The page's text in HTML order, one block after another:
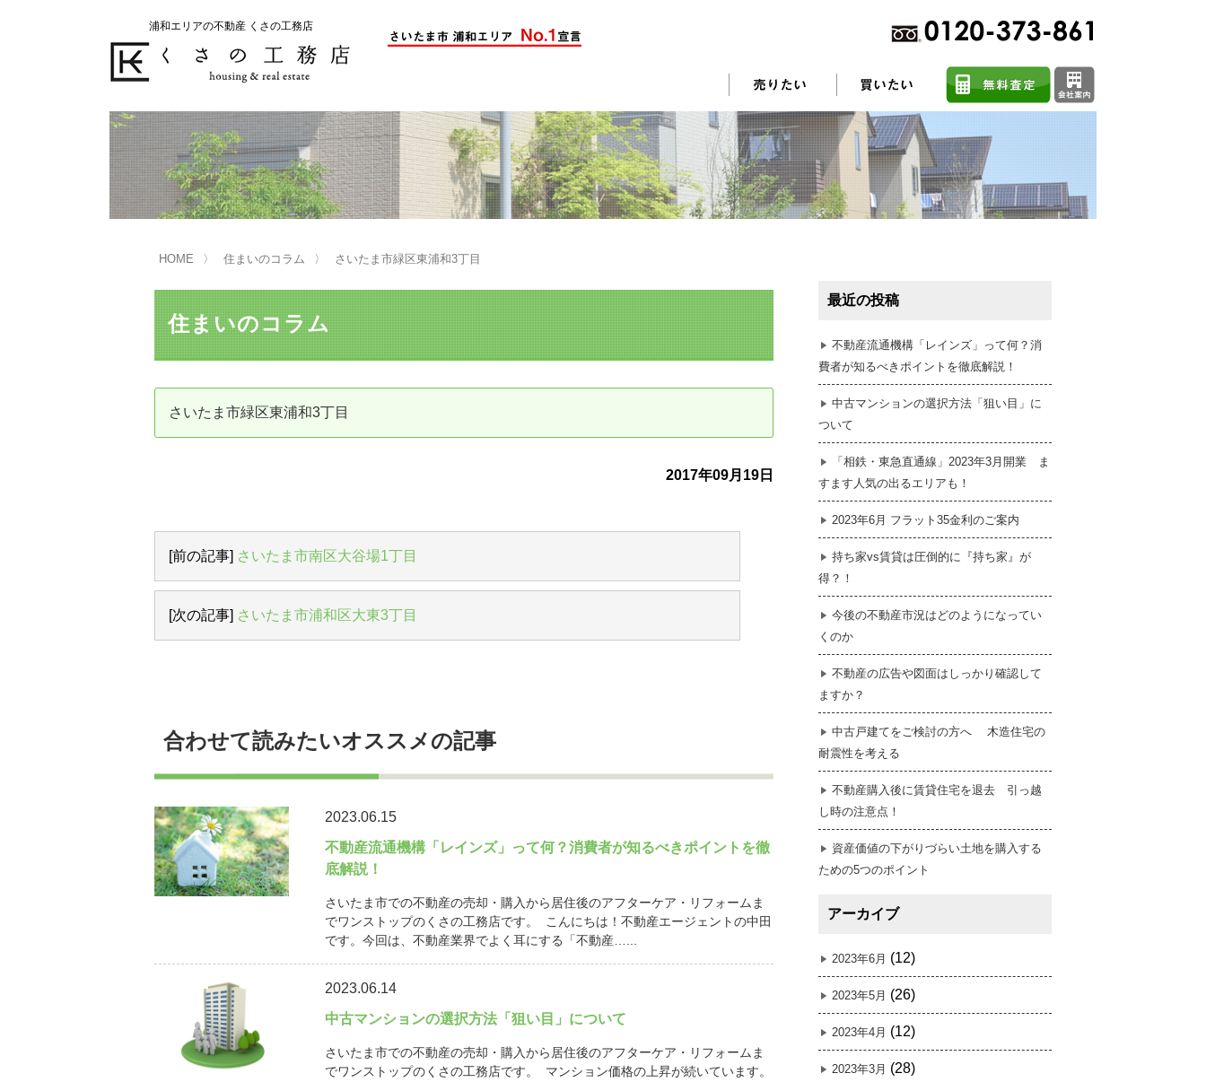
浦和エリアの不動産 くさの工務店
不動産の売却をお考えのお客様
くさの工務店が選ばれる理由 売却活動 売却されたお客様の声 不動産売却に関するよくある質問
買い替えサポート はじめての売却 不動産売却成功のコツ 任意売却
不動産の相続 売却前の修繕・リフォーム
売却の流れ（手順）
売買契約のご締結
不動産の購入をお考えのお客様
くさの工務店が選ばれる理由 購入されたお客様の声 不動産購入に関するよくある質問
住宅ローン控除・消費税について
リニュアル仲介とは
資産価値の減りにくい住宅購入 中古だから安心して購入できる仕組み リニュアル仲介で実現する豊かな暮らし はじめての物件探し
HOME 住まいのコラム さいたま市緑区東浦和3丁目
住まいのコラム
さいたま市緑区東浦和3丁目
2017年09月19日
[前の記事] さいたま市南区大谷場1丁目
[次の記事] さいたま市浦和区大東3丁目
合わせて読みたいオススメの記事
2023.06.15
不動産流通機構「レインズ」って何？消費者が知るべきポイントを徹
底解説！
さいたま市での不動産の売却・購入から居住後のアフターケア・リフォームま
でワンストップのくさの工務店です。 こんにちは！不動産エージェントの中田
です。今回は、不動産業界でよく耳にする「不動産…...
2023.06.14
中古マンションの選択方法「狙い目」について
さいたま市での不動産の売却・購入から居住後のアフターケア・リフォームま
でワンストップのくさの工務店です。 マンション価格の上昇が続いています。
最近の投稿
不動産流通機構「レインズ」って何？消
費者が知るべきポイントを徹底解説！
中古マンションの選択方法「狙い目」に
ついて
「相鉄・東急直通線」2023年3月開業 ま
すます人気の出るエリアも！
2023年6月 フラット35金利のご案内
持ち家vs賃貸は圧倒的に『持ち家』が
得？！
今後の不動産市況はどのようになってい
くのか
不動産の広告や図面はしっかり確認して
ますか？
中古戸建てをご検討の方へ 木造住宅の
耐震性を考える
不動産購入後に賃貸住宅を退去 引っ越
し時の注意点！
資産価値の下がりづらい土地を購入する
ための5つのポイント
アーカイブ
2023年6月 (12)
2023年5月 (26)
2023年4月 (12)
2023年3月 (28)